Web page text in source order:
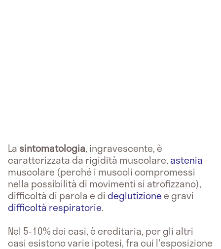
La sintomatologia, ingravescente, è
caratterizzata da rigidità muscolare, astenia
muscolare (perché i muscoli compromessi
nella possibilità di movimenti si atrofizzano),
difficoltà di parola e dideglutizionee gravi
difficoltà respiratorie.
Nel 5-10% dei casi, è ereditaria, per gli altri
casi esistono varie ipotesi, fra cui l'esposizione